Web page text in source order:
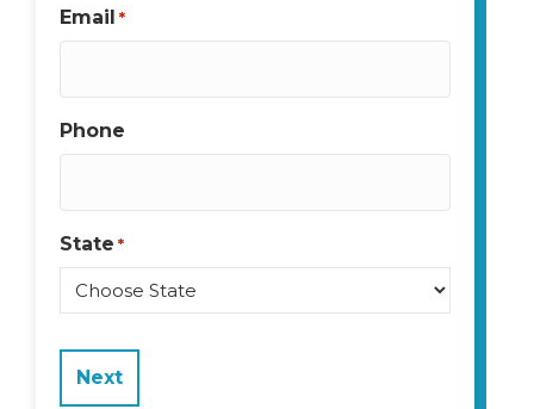
Email *
Phone
State *